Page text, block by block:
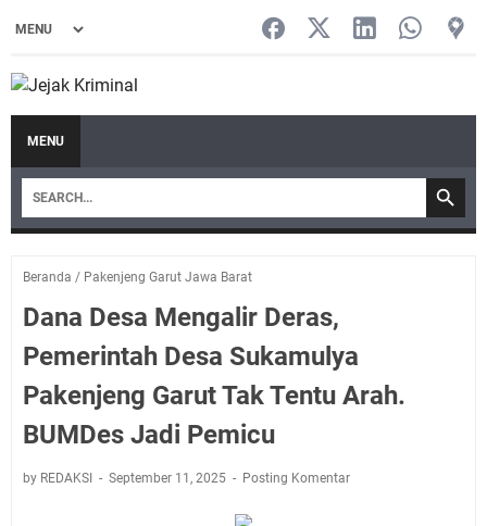
MENU
Beranda / Pakenjeng Garut Jawa Barat
Dana Desa Mengalir Deras,
Pemerintah Desa Sukamulya
Pakenjeng Garut Tak Tentu Arah.
BUMDes Jadi Pemicu
by REDAKSI September 11, 2025 Posting Komentar